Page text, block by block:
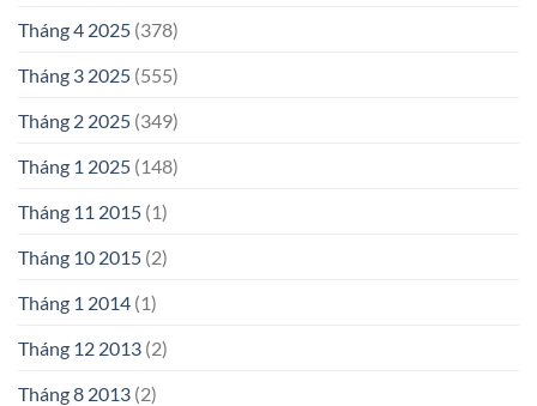
Tháng 4 2025 (378)
Tháng 3 2025 (555)
Tháng 2 2025 (349)
Tháng 1 2025 (148)
Tháng 11 2015 (1)
Tháng 10 2015 (2)
Tháng 1 2014 (1)
Tháng 12 2013 (2)
Tháng 8 2013 (2)